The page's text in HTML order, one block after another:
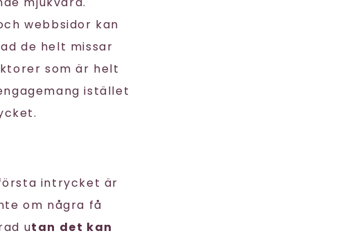
webbsidor kan
de helt missar
som är helt
istället
intrycket är
om några få
utan det kan